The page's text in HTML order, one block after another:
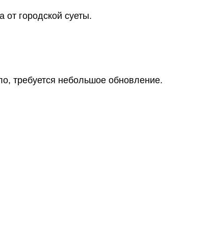
городской суеты.
требуется небольшое обновление.